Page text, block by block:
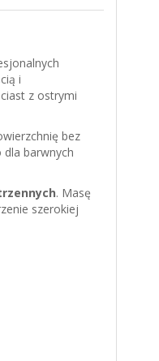
i
z ostrymi
bez
dla barwnych
. Masę
szerokiej